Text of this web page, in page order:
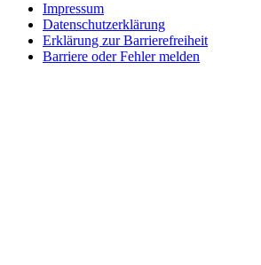
Impressum
Datenschutzerklärung
Erklärung zur Barrierefreiheit
Barriere oder Fehler melden